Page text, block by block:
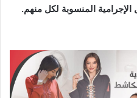
الإجرامية المنسوبة لكل منهم.